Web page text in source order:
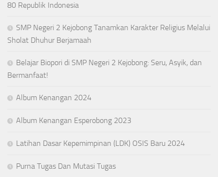
80 Republik Indonesia
SMP Negeri 2 Kejobong Tanamkan Karakter Religius Melalui
Sholat Dhuhur Berjamaah
Belajar Biopori di SMP Negeri 2 Kejobong: Seru, Asyik, dan
Bermanfaat!
Album Kenangan 2024
Album Kenangan Esperobong 2023
Latihan Dasar Kepemimpinan (LDK) OSIS Baru 2024
Purna Tugas Dan Mutasi Tugas